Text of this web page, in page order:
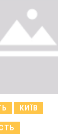
КИЇВ